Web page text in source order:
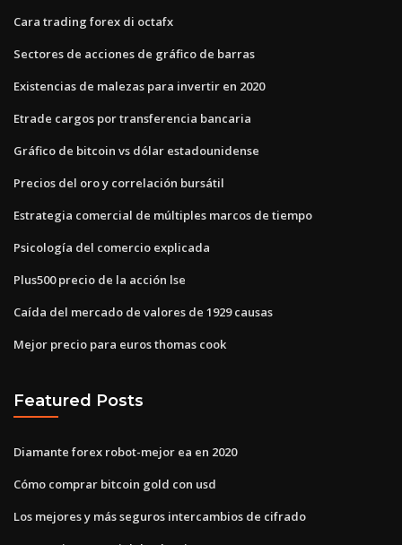
Cara trading forex di octafx
Sectores de acciones de gráfico de barras
Existencias de malezas para invertir en 2020
Etrade cargos por transferencia bancaria
Gráfico de bitcoin vs dólar estadounidense
Precios del oro y correlación bursátil
Estrategia comercial de múltiples marcos de tiempo
Psicología del comercio explicada
Plus500 precio de la acción lse
Caída del mercado de valores de 1929 causas
Mejor precio para euros thomas cook
Featured Posts
Diamante forex robot-mejor ea en 2020
Cómo comprar bitcoin gold con usd
Los mejores y más seguros intercambios de cifrado